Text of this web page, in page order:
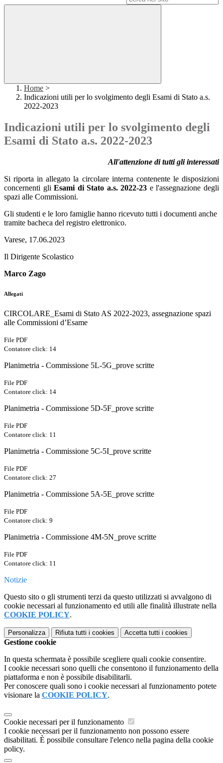
Home >
Indicazioni utili per lo svolgimento degli Esami di Stato a.s.
2022-2023
Indicazioni utili per lo svolgimento degli
Esami di Stato a.s. 2022-2023
All'attenzione di tutti gli interessati
Si riporta in allegato la circolare interna contenente le disposizioni
concernenti gliEsami di Stato a.s. 2022-23 e l'assegnazione degli
spazi alle Commissioni.
Gli studenti e le loro famiglie hanno ricevuto tutti i documenti anche
tramite bacheca del registro elettronico.
Varese, 17.06.2023
Il Dirigente Scolastico
Marco Zago
Allegati
CIRCOLARE_Esami di Stato AS 2022-2023, assegnazione spazi
alle Commissioni d’Esame
File PDF
Contatore click: 14
Planimetria - Commissione 5L-5G_prove scritte
File PDF
Contatore click: 14
Planimetria - Commissione 5D-5F_prove scritte
File PDF
Contatore click: 11
Planimetria - Commissione 5C-5I_prove scritte
File PDF
Contatore click: 27
Planimetria - Commissione 5A-5E_prove scritte
File PDF
Contatore click: 9
Planimetria - Commissione 4M-5N_prove scritte
File PDF
Contatore click: 11
Notizie
Questo sito o gli strumenti terzi da questo utilizzati si avvalgono di
cookie necessari al funzionamento ed utili alle finalità illustrate nella
COOKIE POLICY.
Personalizza Rifiuta tutti i cookies Accetta tutti i cookies
Gestione cookie
In questa schermata è possibile scegliere quali cookie consentire.
I cookie necessari sono quelli che consentono il funzionamento della
piattaforma e non è possibile disabilitarli.
Per conoscere quali sono i cookie necessari al funzionamento potete
visionare la COOKIE POLICY.
Cookie necessari per il funzionamento
I cookie necessari per il funzionamento non possono essere
disabilitati. È possibile consultare l'elenco nella pagina della cookie
policy.